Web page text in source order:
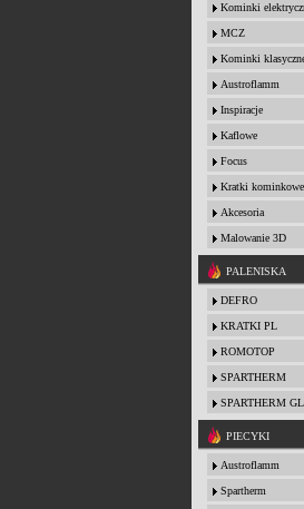
Kominki
MCZ
Kominki
Austroflamm
Inspiracje
Kaflowe
Focus
Kratki kominkowe
Akcesoria
Malowanie 3D
PALENISKA
DEFRO
KRATKI PL
ROMOTOP
SPARTHERM
SPARTHERM
PIECYKI
Austroflamm
Spartherm